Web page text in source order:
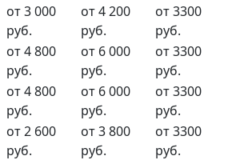
от 3 000
руб.
от 4 200
руб.
от 3300
руб.
от 4 800
руб.
от 6 000
руб.
от 3300
руб.
от 4 800
руб.
от 6 000
руб.
от 3300
руб.
от 2 600
руб.
от 3 800
руб.
от 3300
руб.